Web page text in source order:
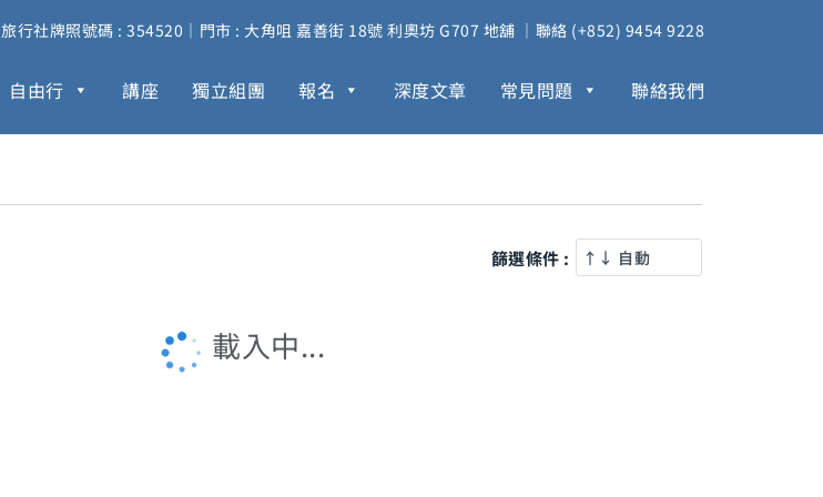
旅行社牌照號碼 : 354520｜門市 : 大角咀 嘉善街 18號 利奧坊 G707 地舖 ｜聯絡 (+852) 9454 9228
自由行 講座 獨立組團 報名 深度文章 常見問題 聯絡我們
篩選條件 :
載入中...